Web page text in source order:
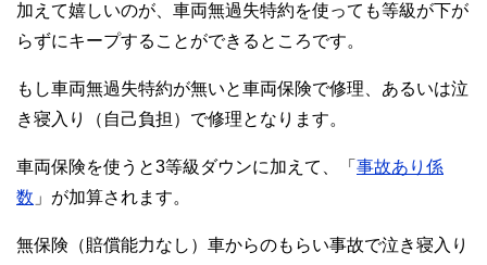
加えて嬉しいのが、車両無過失特約を使っても等級が下が
らずにキープすることができるところです。
もし車両無過失特約が無いと車両保険で修理、あるいは泣
き寝入り（自己負担）で修理となります。
車両保険を使うと3等級ダウンに加えて、「 事故あり係
数 」が加算されます。
無保険 （賠償能力なし） 車からのもらい事故で泣き寝入り